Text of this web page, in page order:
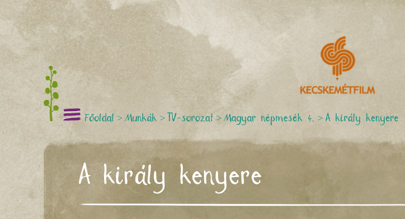
Főoldal > Munkák > TV-sorozat > Magyar népmesék 4. > A király kenyere
A király kenyere